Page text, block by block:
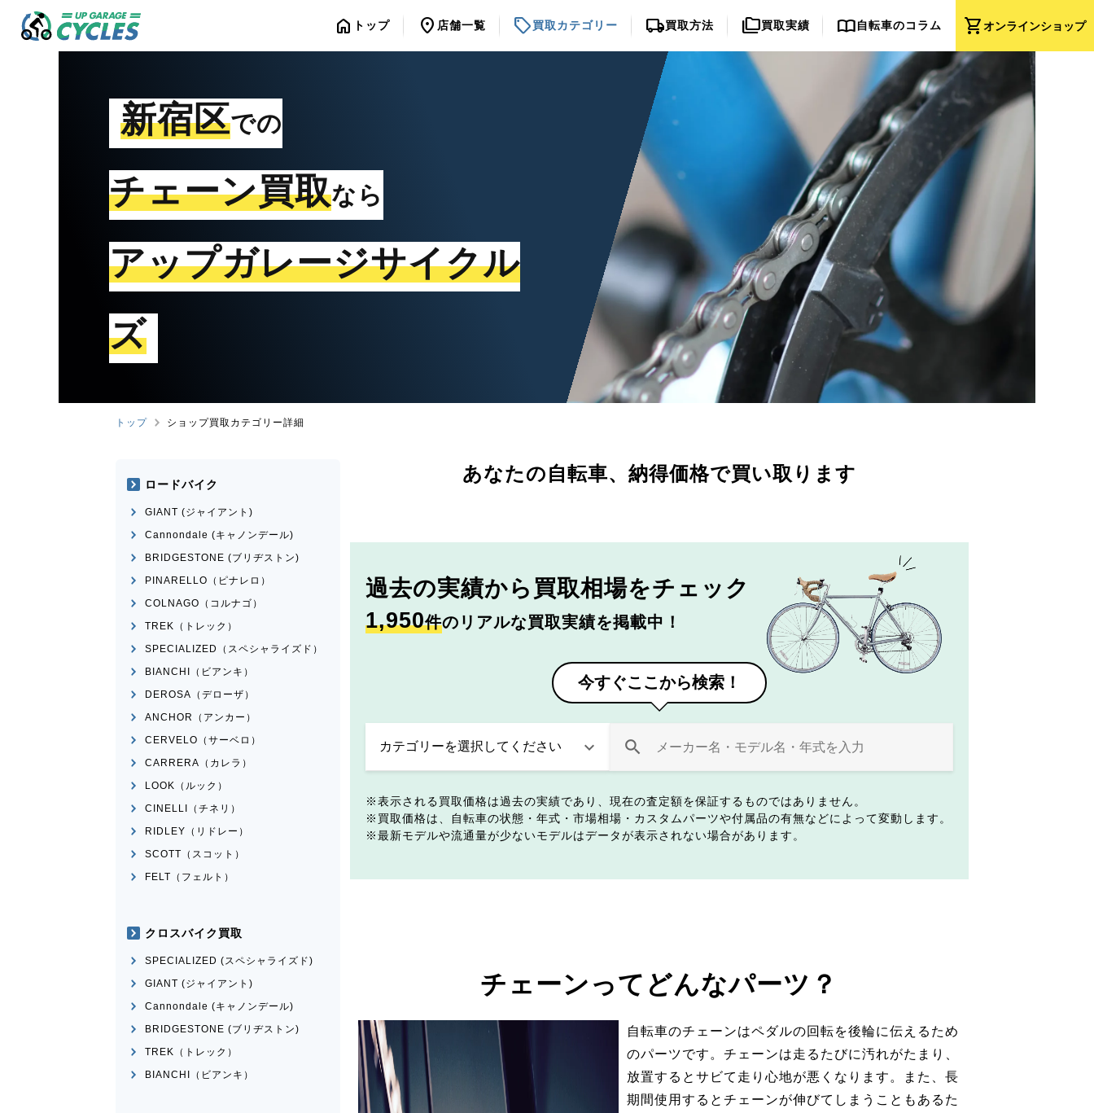
shopping_cartオンラインショップ
home トップ location_on 店舗一覧 sell買取カテゴリー local_shipping買取方法 folder_copy買取実績 import_contacts自転車のコラム
新宿区での
チェーン買取なら
アップガレージサイクル
ズ
トップ ショップ買取カテゴリー詳細
あなたの自転車、 納得価格で買い取ります
過去の実績から 買取相場をチェック
1,950件のリアルな買取実績を掲載中！
今すぐここから検索！
表示される買取価格は過去の実績であり、現在の査定額を保証するものではありません。
買取価格は、自転車の状態・年式・市場相場・カスタムパーツや付属品の有無などによって変動します。
最新モデルや流通量が少ないモデルはデータが表示されない場合があります。
チェーンってどんなパーツ？
自転車のチェーンはペダルの回転を後輪に伝えるため
のパーツです。チェーンは走るたびに汚れがたまり、
放置するとサビて走り心地が悪くなります。また、長
期間使用するとチェーンが伸びてしまうこともあるた
ロードバイク
GIANT (ジャイアント)
Cannondale (キャノンデール)
BRIDGESTONE (ブリヂストン)
PINARELLO（ピナレロ）
COLNAGO（コルナゴ）
TREK（トレック）
SPECIALIZED（スペシャライズド）
BIANCHI（ビアンキ）
DEROSA（デローザ）
ANCHOR（アンカー）
CERVELO（サーベロ）
CARRERA（カレラ）
LOOK（ルック）
CINELLI（チネリ）
RIDLEY（リドレー）
SCOTT（スコット）
FELT（フェルト）
クロスバイク買取
SPECIALIZED (スペシャライズド)
GIANT (ジャイアント)
Cannondale (キャノンデール)
BRIDGESTONE (ブリヂストン)
TREK（トレック）
BIANCHI（ビアンキ）